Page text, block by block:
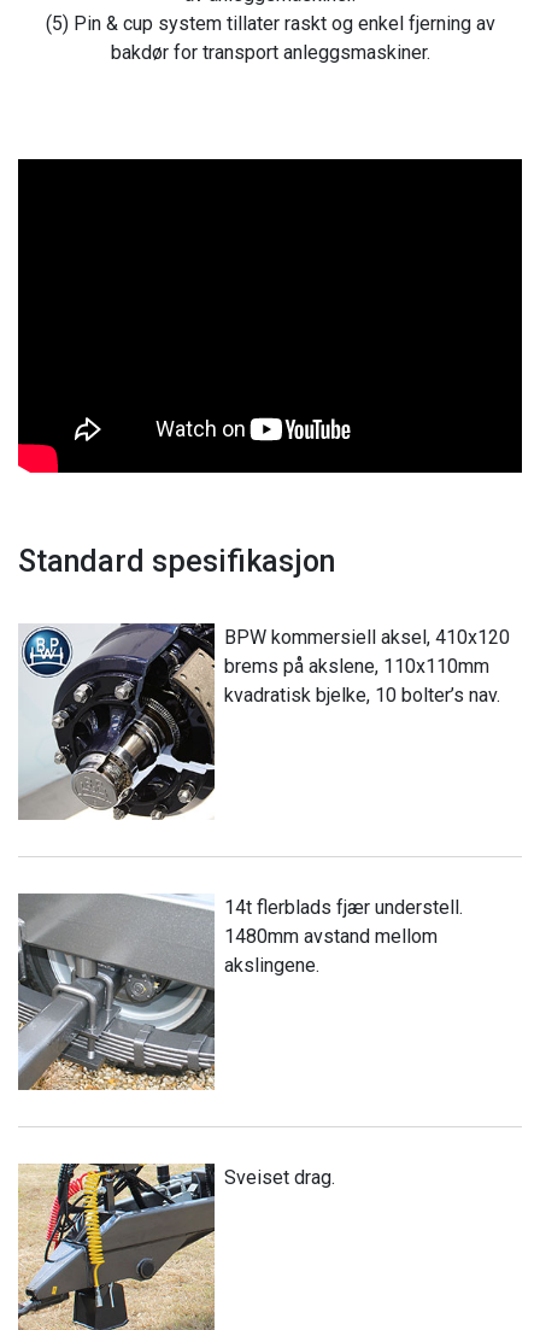
(5) Pin & cup system tillater raskt og enkel fjerning av
bakdør for transport anleggsmaskiner.
Standard spesifikasjon
BPW kommersiell aksel, 410x120
brems på akslene, 110x110mm
kvadratisk bjelke, 10 bolter’s nav.
14t flerblads fjær understell.
1480mm avstand mellom
akslingene.
Sveiset drag.